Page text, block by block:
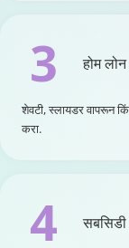
3 होम
शेवटी, स्लायडर वापरून
करा.
4